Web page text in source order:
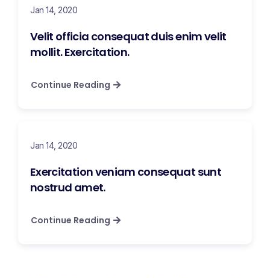
Jan 14, 2020
Velit officia consequat duis enim velit
mollit. Exercitation.
Continue Reading
Jan 14, 2020
Exercitation veniam consequat sunt
nostrud amet.
Continue Reading